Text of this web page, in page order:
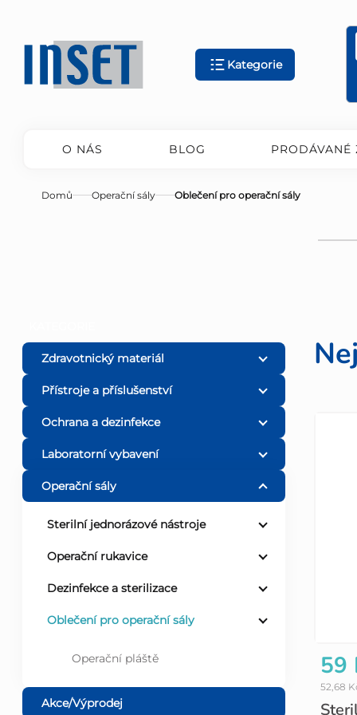
obsah
Kategorie
O NÁS BLOG PRODÁVANÉ
Domů Operační sály Oblečení pro operační sály
o
s
t
r
p
Zdravotnický materiál
Přístroje a příslušenství
Ochrana a dezinfekce
Laboratorní vybavení
Operační sály
Sterilní jednorázové nástroje
Operační rukavice
Dezinfekce a sterilizace
Oblečení pro operační sály
Operační pláště
Akce/Výprodej
r
52,68
59